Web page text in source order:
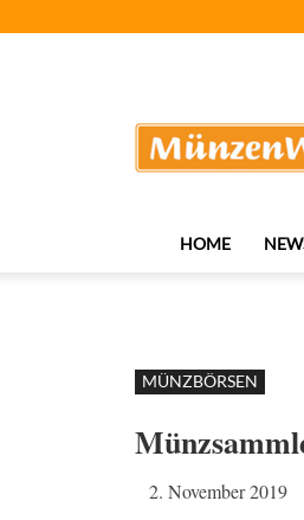
HOME
MÜNZBÖRSEN
2. November 2019